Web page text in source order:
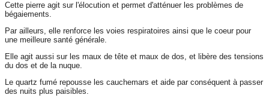
Cette pierre agit sur l'élocution et permet d'atténuer les problèmes de
bégaiements.
Par ailleurs, elle renforce les voies respiratoires ainsi que le coeur pour
une meilleure santé générale.
Elle agit aussi sur les maux de tête et maux de dos, et libère des tensions
du dos et de la nuque.
Le quartz fumé repousse les cauchemars et aide par conséquent à passer
des nuits plus paisibles.